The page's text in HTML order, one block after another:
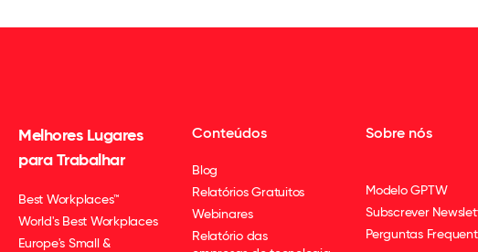
Melhores Lugares
para Trabalhar
Best Workplaces™
World's Best Workplaces
Europe's Small &
Conteúdos
Blog
Relatórios Gratuitos
Webinares
Relatório das
Sobre nós
Modelo GPTW
Subscrever
Perguntas